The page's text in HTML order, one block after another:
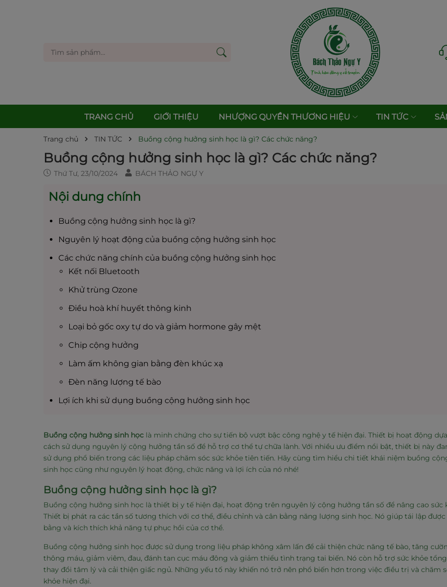
TRANG CHỦ GIỚI THIỆU NHƯỢNG QUYỀN THƯƠNG HIỆU TIN TỨC
Trang chủ TIN TỨC Buồng cộng hưởng sinh học là gì? Các chức năng?
Buồng cộng hưởng sinh học là gì? Các chức năng?
Thứ Tư, 23/10/2024 BÁCH THẢO NGỰ Y
Nội dung chính
Buồng cộng hưởng sinh học là gì?
Nguyên lý hoạt động của buồng cộng hưởng sinh học
Các chức năng chính của buồng cộng hưởng sinh học
Kết nối Bluetooth
Khử trùng Ozone
Điều hoà khí huyết thông kinh
Loại bỏ gốc oxy tự do và giảm hormone gây mệt
Chip cộng hưởng
Làm ấm không gian bằng đèn khúc xạ
Đèn năng lượng tế bào
Lợi ích khi sử dụng buồng cộng hưởng sinh học
Buồng cộng hưởng sinh học là minh chứng cho sự tiến bộ vượt bậc công nghệ y tế hiện đại. Thiết bị hoạt động
cách sử dụng nguyên lý cộng hưởng tần số để hỗ trợ cơ thể tự chữa lành. Với nhiều ưu điểm nổi bật, thiết bị này
sử dụng phổ biến trong các liệu pháp chăm sóc sức khỏe tiên tiến. Hãy cùng tìm hiểu chi tiết khái niệm buồng
sinh học cũng như nguyên lý hoạt động, chức năng và lợi ích của nó nhé!
Buồng cộng hưởng sinh học là gì?
Buồng cộng hưởng sinh học là thiết bị y tế hiện đại, hoạt động trên nguyên lý cộng hưởng tần số để nâng cao sức
Thiết bị phát ra các tần số tương thích với cơ thể, điều chỉnh và cân bằng năng lượng sinh học. Nó giúp tái lập được
bằng và kích thích khả năng tự phục hồi của cơ thể.
Buồng cộng hưởng sinh học được sử dụng trong liệu pháp không xâm lấn để cải thiện chức năng tế bào, tăng
thông máu, giảm viêm, đau, đánh tan cục máu đông và giảm thiểu tình trạng tai biến. Nó còn hỗ trợ sức khỏe
thay đổi tâm lý và cải thiện giấc ngủ. Những yếu tố này khiến nó trở nên phổ biến hơn trong việc điều trị và chăm
khỏe hiện đại.